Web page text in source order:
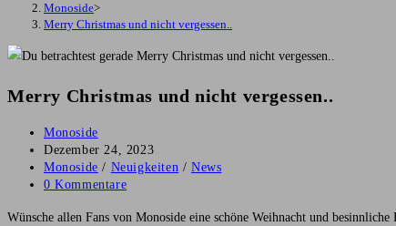
Monoside>
Merry Christmas und nicht vergessen..
Merry Christmas und nicht vergessen..
Beitrags-
Autor:
Monoside
Beitrag
veröffentlicht:
Dezember 24, 2023
Beitrags-
Kategorie:
Monoside / Neuigkeiten / News
Beitrags-
0 Kommentare
Wünsche allen Fans von Monoside eine schöne Weihnacht und